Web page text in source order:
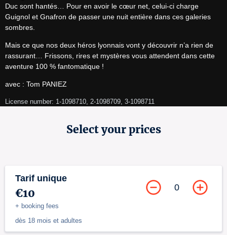
Duc sont hantés… Pour en avoir le cœur net, celui-ci charge
Guignol et Gnafron de passer une nuit entière dans ces galeries
sombres.
Mais ce que nos deux héros lyonnais vont y découvrir n’a rien de
rassurant… Frissons, rires et mystères vous attendent dans cette
aventure 100 % fantomatique !
avec : Tom PANIEZ
License number: 1-1098710, 2-1098709, 3-1098711
Select your prices
Tarif unique
€10
+ booking fees
dès 18 mois et adultes
0